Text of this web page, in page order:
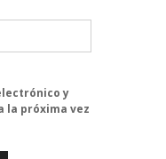
y
la próxima vez